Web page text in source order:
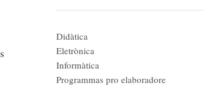
Didàtica
Eletrònica
Informàtica
Programmas pro elaboradore